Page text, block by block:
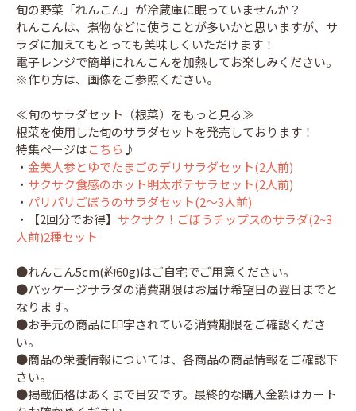
旬の野菜「れんこん」が冷蔵庫に眠っていませんか？
れんこんは、煮物などに使うことが多いかと思いますが、サ
ラダに加えてもとっても美味しくいただけます！
電子レンジで簡単にれんこんを加熱してお楽しみください。
※作り方は、画像をご参照ください。
≪旬のサラダセット（根菜）をもっと見る≫
根菜を使用した旬のサラダセットを発売しております！
特集ページはこちら ♪
・ 金美人参とゆでたまごのデリサラダセット(2人前)
・ サクサク食感のホット明太ポテサラセット(2人前)
・ パリパリごぼうのサラダセット(2～3人前)
・【2回分でお得】 サクサク！ごぼうチップスのサラダ(2~3
人前)2種セット
●れんこん5cm(約60g)はご自宅でご用意ください。
●パッケージサラダの消費期限はお届け希望日の翌日までと
なります。
●お手元の商品に印字されている消費期限をご確認くださ
い。
●商品の栄養情報については、各商品の商品情報をご確認下
さい。
●掲載価格はあくまで目安です。最終的な購入金額はカート